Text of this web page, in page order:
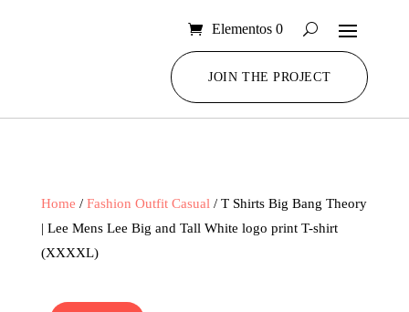
Elementos 0
JOIN THE PROJECT
Home / Fashion Outfit Casual / T Shirts Big Bang Theory
| Lee Mens Lee Big and Tall White logo print T-shirt
(XXXXL)